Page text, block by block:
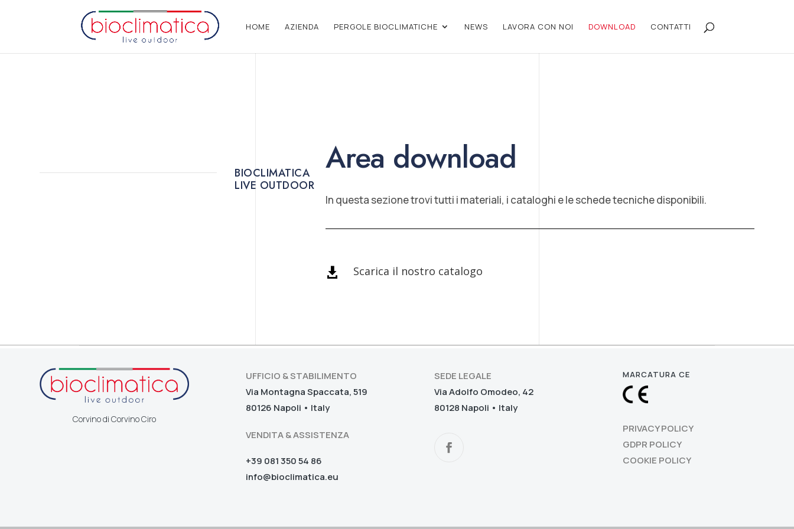
HOME AZIENDA PERGOLE BIOCLIMATICHE NEWS LAVORA CON NOI DOWNLOAD CONTATTI
BIOCLIMATICA
LIVE OUTDOOR
Area download
In questa sezione trovi tutti i materiali, i cataloghi e le schede tecniche disponibili.
 Scarica il nostro catalogo
Corvino di Corvino Ciro
UFFICIO & STABILIMENTO
Via Montagna Spaccata, 519
80126 Napoli • Italy
VENDITA & ASSISTENZA
+39 081 350 54 86
info@bioclimatica.eu
SEDE LEGALE
Via Adolfo Omodeo, 42
80128 Napoli • Italy
MARCATURA CE
PRIVACY POLICY
GDPR POLICY
COOKIE POLICY